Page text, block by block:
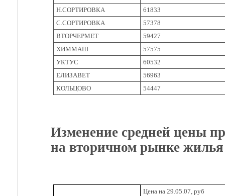
Н.СОРТИРОВКА
61833
С.СОРТИРОВКА
57378
ВТОРЧЕРМЕТ
59427
ХИММАШ
57575
УКТУС
60532
ЕЛИЗАВЕТ
56963
КОЛЬЦОВО
54447
Изменение средней цены
на вторичном рынке жилья
Цена на 29.05.07, руб